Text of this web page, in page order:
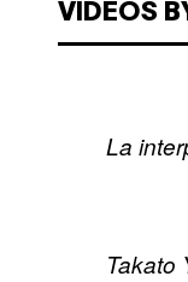
VIDEOS
La
Takato